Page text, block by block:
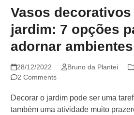
Vasos decorativos
jardim: 7 opções
adornar ambientes
28/12/2022 Bruno da Plantei
2 Comments
Decorar o jardim pode ser uma
também uma atividade muito